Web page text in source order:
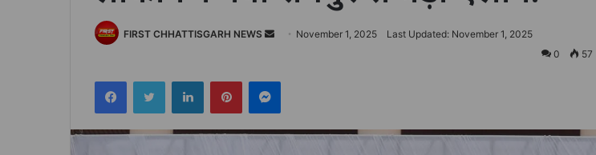
FIRST CHHATTISGARH NEWS
Send November 1, 2025
Last Updated: November 1, 2025
0
57
FacebookTwitter LinkedInPinterestMessenger